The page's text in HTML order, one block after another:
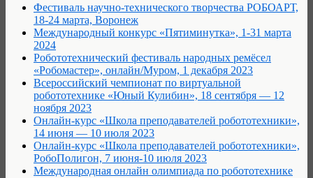
Фестиваль научно-технического творчества РОБОАРТ,
18-24 марта, Воронеж
Международный конкурс «Пятиминутка», 1-31 марта
2024
Робототехнический фестиваль народных ремёсел
«Робомастер», онлайн/Муром, 1 декабря 2023
Всероссийский чемпионат по виртуальной
робототехнике «Юный Кулибин», 18 сентября — 12
ноября 2023
Онлайн-курс «Школа преподавателей робототехники»,
14 июня — 10 июля 2023
Онлайн-курс «Школа преподавателей робототехники»,
РобоПолигон, 7 июня-10 июля 2023
Международная онлайн олимпиада по робототехнике